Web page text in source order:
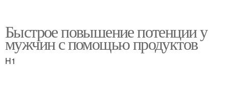
Быстрое повышение потенции у
мужчин с помощью продуктов
H1